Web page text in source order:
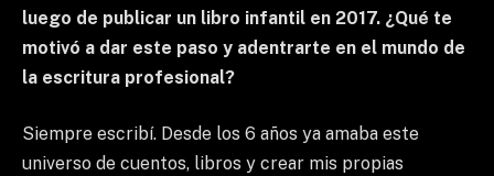
luego de publicar un libro infantil en 2017. ¿Qué te
motivó a dar este paso y adentrarte en el mundo de
la escritura profesional?
Siempre escribí. Desde los 6 años ya amaba este
universo de cuentos, libros y crear mis propias